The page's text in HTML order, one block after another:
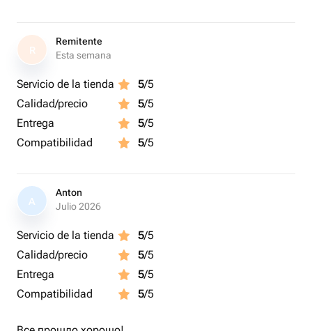
R
Remitente
Esta semana
Servicio de la tienda 5/5
Calidad/precio
5/5
Entrega
5/5
Compatibilidad
5/5
A
Anton
Julio 2026
Servicio de la tienda 5/5
Calidad/precio
5/5
Entrega
5/5
Compatibilidad
5/5